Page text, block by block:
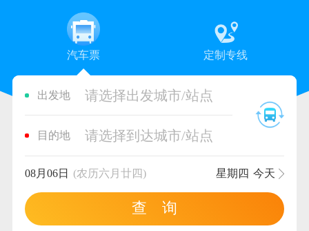
汽车票 定制专线
出发地 请选择出发城市/站点
目的地 请选择到达城市/站点
08月06日 (农历六月廿四) 星期四 今天
查 询